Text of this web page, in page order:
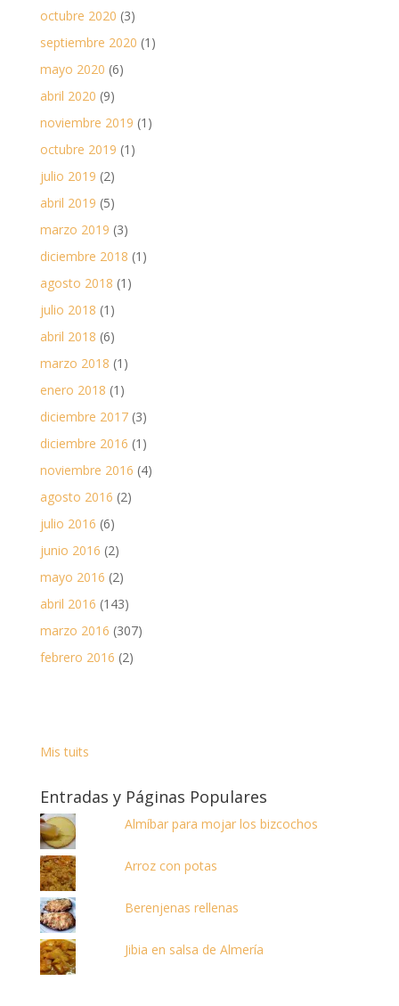
octubre 2020 (3)
septiembre 2020 (1)
mayo 2020 (6)
abril 2020 (9)
noviembre 2019 (1)
octubre 2019 (1)
julio 2019 (2)
abril 2019 (5)
marzo 2019 (3)
diciembre 2018 (1)
agosto 2018 (1)
julio 2018 (1)
abril 2018 (6)
marzo 2018 (1)
enero 2018 (1)
diciembre 2017(3)
diciembre 2016 (1)
noviembre 2016 (4)
agosto 2016 (2)
julio 2016 (6)
junio 2016 (2)
mayo 2016 (2)
abril 2016 (143)
marzo 2016 (307)
febrero 2016 (2)
Mis tuits
Entradas y Páginas Populares
Almíbar para mojar los bizcochos
Arroz con potas
Berenjenas rellenas
Jibia en salsa de Almería